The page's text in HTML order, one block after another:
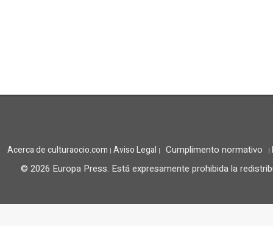
Acerca de culturaocio.com | Aviso Legal | Cumplimento normativo |
© 2026 Europa Press. Está expresamente prohibida la